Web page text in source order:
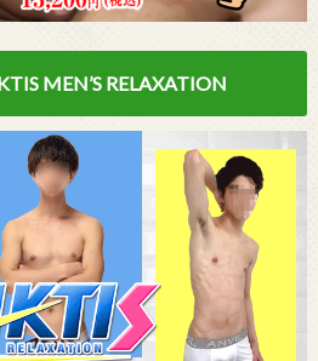
MEN’S RELAXATION